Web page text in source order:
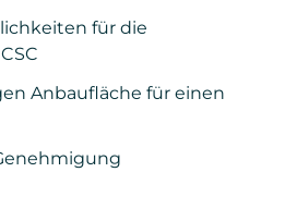
für die
Anbaufläche für einen